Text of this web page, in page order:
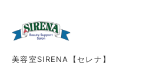
美容室SIRENA【セレナ】